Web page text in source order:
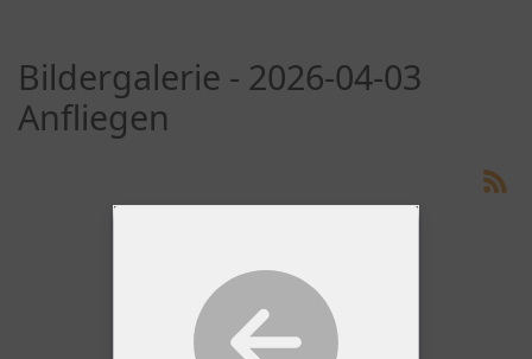
Bildergalerie - 2026-04-03
Anfliegen